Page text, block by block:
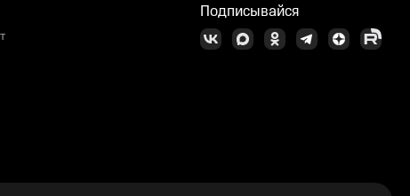
Подписывайся